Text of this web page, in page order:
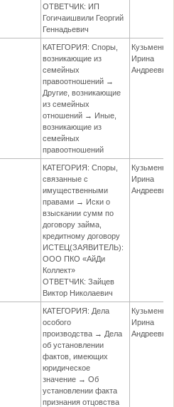
ОТВЕТЧИК: ИП
Гогичаишвили Георгий
Геннадьевич
КАТЕГОРИЯ: Споры,
возникающие из
семейных
правоотношений →
Другие, возникающие
из семейных
отношений → Иные,
возникающие из
семейных
правоотношений
Кузьменко
Ирина
Андреевна
КАТЕГОРИЯ: Споры,
связанные с
имущественными
правами → Иски о
взыскании сумм по
договору займа,
кредитному договору
ИСТЕЦ(ЗАЯВИТЕЛЬ):
ООО ПКО «АйДи
Коллект»
ОТВЕТЧИК: Зайцев
Виктор Николаевич
Кузьменко
Ирина
Андреевна
КАТЕГОРИЯ: Дела
особого
производства → Дела
об установлении
фактов, имеющих
юридическое
значение → Об
установлении факта
признания отцовства
Кузьменко
Ирина
Андреевна